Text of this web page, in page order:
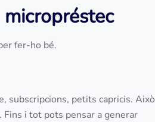
fer-ho bé.
subscripcions, petits capricis. Això
i tot pots pensar a generar